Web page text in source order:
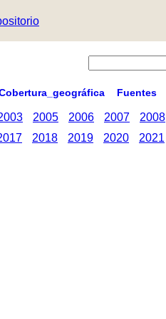
Fuentes
2005 2006 2007 2008
2018 2019 2020 2021